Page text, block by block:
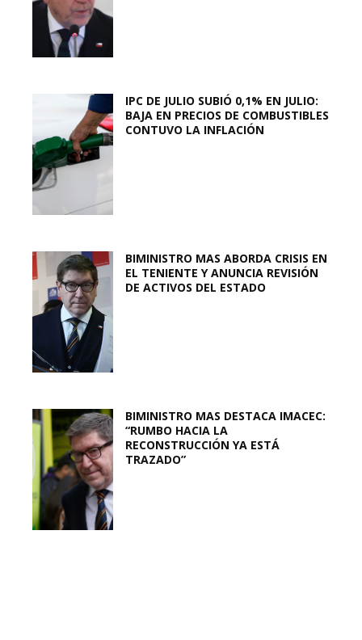
IPC DE JULIO SUBIÓ 0,1% EN JULIO:
BAJA EN PRECIOS DE COMBUSTIBLES
CONTUVO LA INFLACIÓN
BIMINISTRO MAS ABORDA CRISIS EN
EL TENIENTE Y ANUNCIA REVISIÓN
DE ACTIVOS DEL ESTADO
BIMINISTRO MAS DESTACA IMACEC:
“RUMBO HACIA LA
RECONSTRUCCIÓN YA ESTÁ
TRAZADO”